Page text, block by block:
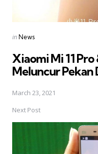
Posted
inNews
Xiaomi Mi 11 Pro
Meluncur Pekan
March 23, 2021
Next Post